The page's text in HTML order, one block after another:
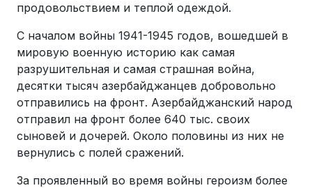
продовольствием и теплой одеждой.
С началом войны 1941-1945 годов, вошедшей в
мировую военную историю как самая
разрушительная и самая страшная война,
десятки тысяч азербайджанцев добровольно
отправились на фронт. Азербайджанский народ
отправил на фронт более 640 тыс. своих
сыновей и дочерей. Около половины из них не
вернулись с полей сражений.
За проявленный во время войны героизм более